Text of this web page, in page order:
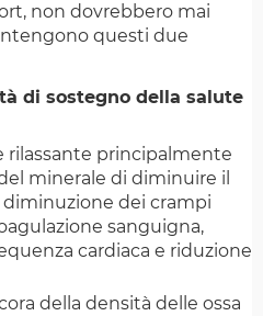
non dovrebbero mai
questi due
di sostegno della salute
rilassante principalmente
minerale di diminuire il
diminuzione dei crampi
sanguigna,
cardiaca e riduzione
della densità delle ossa